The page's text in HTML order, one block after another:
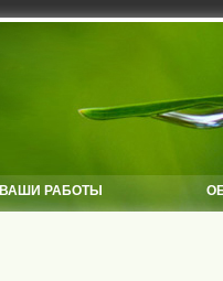
ВАШИ РАБОТЫ